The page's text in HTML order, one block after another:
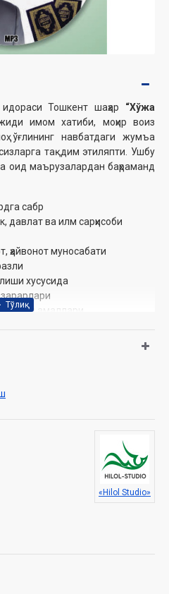
Тошкент шаҳар “Хўжа
имом хатиби, моҳир воиз
ўғлининг навбатдаги жумъа
тақдим этиляпти. Ушбу
оид маърузалардан баҳраманд
сабр
давлат ва илм сарҳисоби
ҳайвонот муносабати
хусусида
амаллари
4-диск (CD МР3)
«Hilol Studio»